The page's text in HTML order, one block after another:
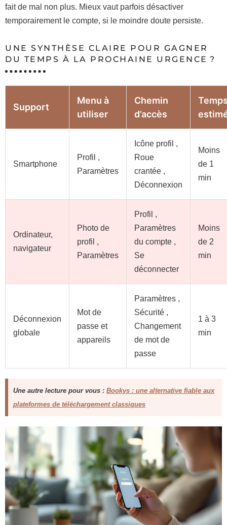
fait de mal non plus. Mieux vaut parfois désactiver
temporairement le compte, si le moindre doute persiste.
UNE SYNTHÈSE CLAIRE POUR GAGNER
DU TEMPS À LA PROCHAINE URGENCE ?
Support
Menu à
utiliser
Chemin
d’accès
Smartphone
Profil ,
Paramètres
Icône profil ,
Roue
crantée ,
Déconnexion
Moins
de 1
min
Ordinateur,
navigateur
Photo de
profil ,
Paramètres
Profil ,
Paramètres
du compte ,
Se
déconnecter
Moins
de 2
min
Déconnexion
globale
Mot de
passe et
appareils
Paramètres ,
Sécurité ,
Changement
de mot de
passe
1 à 3
min
Une autre lecture pour vous : Bookys : une alternative fiable aux
plateformes de téléchargement classiques